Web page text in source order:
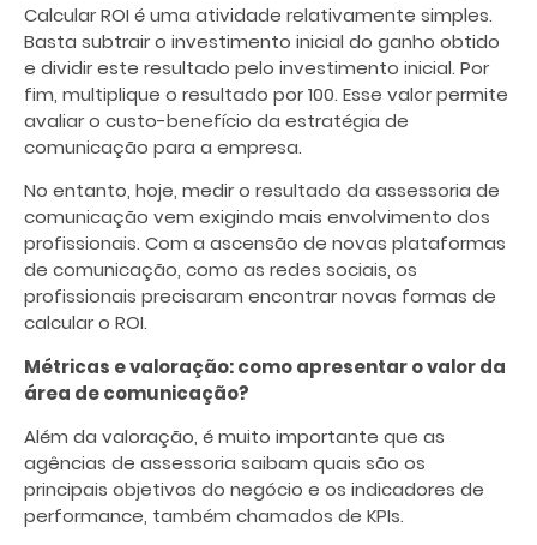
Calcular ROI é uma atividade relativamente simples.
Basta subtrair o investimento inicial do ganho obtido
e dividir este resultado pelo investimento inicial. Por
fim, multiplique o resultado por 100. Esse valor permite
avaliar o custo-benefício da estratégia de
comunicação para a empresa.
No entanto, hoje, medir o resultado da assessoria de
comunicação vem exigindo mais envolvimento dos
profissionais. Com a ascensão de novas plataformas
de comunicação, como as redes sociais, os
profissionais precisaram encontrar novas formas de
calcular o ROI.
Métricas e valoração: como apresentar o valor da
área de comunicação?
Além da valoração, é muito importante que as
agências de assessoria saibam quais são os
principais objetivos do negócio e os indicadores de
performance, também chamados de KPIs.